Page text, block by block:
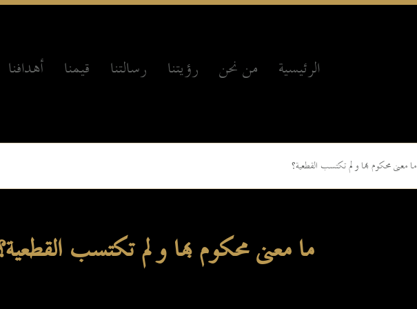
الرئيسية من نحن رؤيتنا رسالتنا قيمنا أهدافنا
ما معنى محكوم بها ولم تكتسب القطعية؟
ما معنى محكوم بها ولم تكتسب